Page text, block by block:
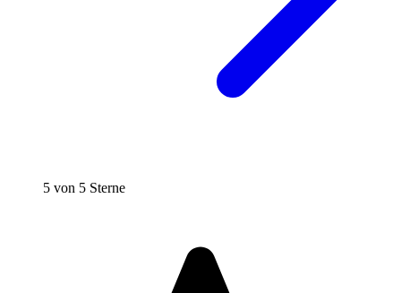
5 von 5 Sterne